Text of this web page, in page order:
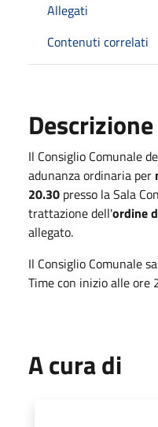
Allegati
Contenuti correlati
Descrizione
Il Consiglio Comunale
adunanza ordinaria per
20.30 presso la Sala
trattazione dell'ordine
allegato.
Il Consiglio Comunale
Time con inizio alle ore
A cura di